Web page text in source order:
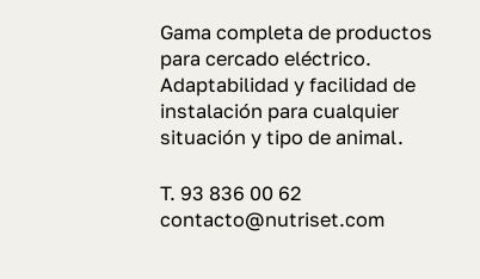
Gama completa de productos
para cercado eléctrico.
Adaptabilidad y facilidad de
instalación para cualquier
situación y tipo de animal.
T. 93 836 00 62
contacto@nutriset.com